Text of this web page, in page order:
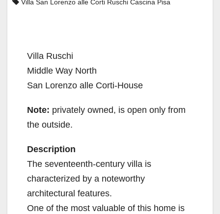
Villa San Lorenzo alle Corti Ruschi Cascina Pisa
Villa Ruschi
Middle Way North
San Lorenzo alle Corti-House
Note: privately owned, is open only from
the outside.
Description
The seventeenth-century villa is
characterized by a noteworthy
architectural features.
One of the most valuable of this home is